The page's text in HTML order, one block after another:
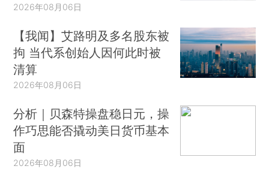
2026年08月06日
【我闻】艾路明及多名股东被
拘 当代系创始人因何此时被
清算
2026年08月06日
分析｜贝森特操盘稳日元，操
作巧思能否撬动美日货币基本
面
2026年08月06日